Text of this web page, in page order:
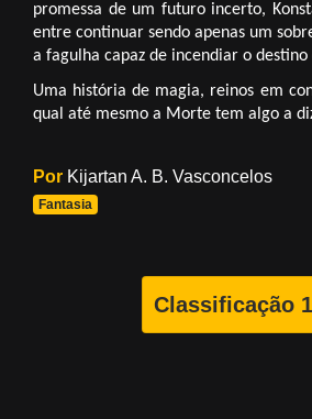
promessa de um futuro incerto,
entre continuar sendo apenas um
a fagulha capaz de incendiar o destino
Uma história de magia, reinos em
qual até mesmo a Morte tem algo a
Por Kijartan A. B. Vasconcelos
Fantasia
Classificação